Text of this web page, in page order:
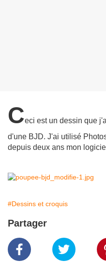
Ceci est un dessin que
d'une BJD. J'ai utilisé
depuis deux ans mon
#Dessins et croquis
Partager